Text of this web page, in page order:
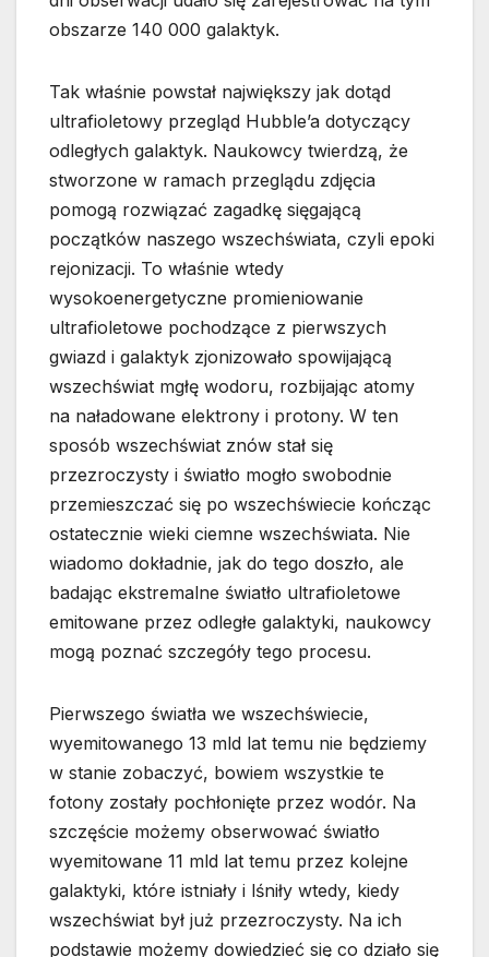
obszarze 140 000 galaktyk.
Tak właśnie powstał największy jak dotąd
ultrafioletowy przegląd Hubble’a dotyczący
odległych galaktyk. Naukowcy twierdzą, że
stworzone w ramach przeglądu zdjęcia
pomogą rozwiązać zagadkę sięgającą
początków naszego wszechświata, czyli epoki
rejonizacji. To właśnie wtedy
wysokoenergetyczne promieniowanie
ultrafioletowe pochodzące z pierwszych
gwiazd i galaktyk zjonizowało spowijającą
wszechświat mgłę wodoru, rozbijając atomy
na naładowane elektrony i protony. W ten
sposób wszechświat znów stał się
przezroczysty i światło mogło swobodnie
przemieszczać się po wszechświecie kończąc
ostatecznie wieki ciemne wszechświata. Nie
wiadomo dokładnie, jak do tego doszło, ale
badając ekstremalne światło ultrafioletowe
emitowane przez odległe galaktyki, naukowcy
mogą poznać szczegóły tego procesu.
Pierwszego światła we wszechświecie,
wyemitowanego 13 mld lat temu nie będziemy
w stanie zobaczyć, bowiem wszystkie te
fotony zostały pochłonięte przez wodór. Na
szczęście możemy obserwować światło
wyemitowane 11 mld lat temu przez kolejne
galaktyki, które istniały i lśniły wtedy, kiedy
wszechświat był już przezroczysty. Na ich
podstawie możemy dowiedzieć się co działo się